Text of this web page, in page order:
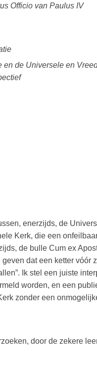
Officio van Paulus IV
en de Universele en
enerzijds, de
Kerk, die een
de bulle Cum ex
dat een ketter vóór
Ik stel een juiste
worden, en een
zonder een
door de zekere